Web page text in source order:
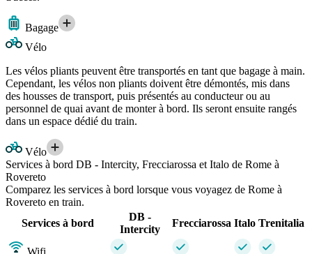
Bagage
Vélo
Les vélos pliants peuvent être transportés en tant que bagage à main.
Cependant, les vélos non pliants doivent être démontés, mis dans
des housses de transport, puis présentés au conducteur ou au
personnel de quai avant de monter à bord. Ils seront ensuite rangés
dans un espace dédié du train.
Vélo
Services à bord DB - Intercity, Frecciarossa et Italo de Rome à
Rovereto
Comparez les services à bord lorsque vous voyagez de Rome à
Rovereto en train.
Services à bord
DB -
Intercity
Frecciarossa Italo Trenitalia